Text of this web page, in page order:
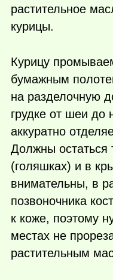
растительное
курицы.
Курицу
бумажным
на разделочную
грудке от шеи
аккуратно
Должны остаться
(голяшках) и в
внимательны, в
позвоночника
к коже, поэтому
местах не
растительным